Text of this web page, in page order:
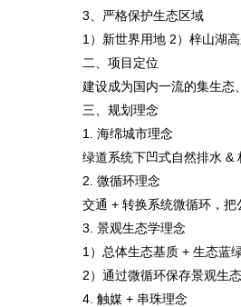
3、严格保护生态区域
1）新世界用地 2）梓山湖
二、项目定位
建设成为国内一流的集生态
三、规划理念
1. 海绵城市理念
绿道系统下凹式自然排水 &
2. 微循环理念
交通 + 转换系统微循环，
3. 景观生态学理念
1）总体生态基质 + 生态蓝
2）通过微循环保存景观生
4. 触媒 + 串珠理念